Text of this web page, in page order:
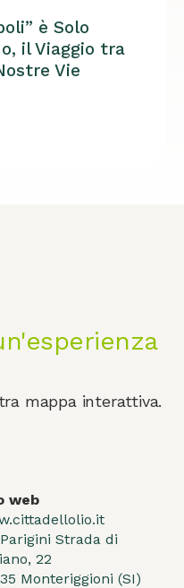
è Solo
il Viaggio tra
Vie
mappa interattiva.
web
Strada di
22
Monteriggioni (SI)